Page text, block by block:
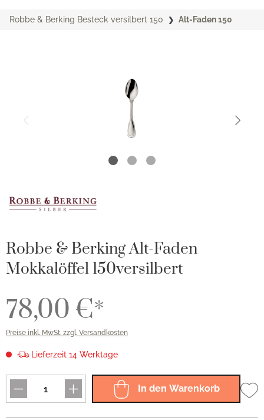
Robbe & Berking Besteck versilbert 150 Alt-Faden 150
Robbe & Berking Alt-Faden
Mokkalöffel 150versilbert
78,00 €*
Preise inkl. MwSt. zzgl. Versandkosten
Lieferzeit 14 Werktage
In den Warenkorb